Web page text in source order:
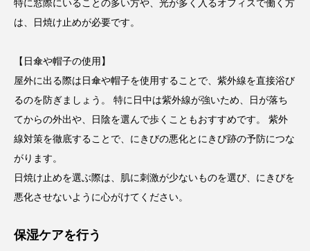
特に窓際にいることの多い方や、光が多く入るオフィスで働く方
は、日焼け止めが必要です。
【日傘や帽子の使用】
屋外に出る際は日傘や帽子を使用することで、紫外線を直接浴び
るのを防ぎましょう。 特に日中は紫外線が強いため、日が落ち
てからの外出や、日陰を選んで歩くこともおすすめです。 紫外
線対策を徹底することで、にきびの悪化とにきび跡の予防につな
がります。
日焼け止めを選ぶ際は、肌に刺激が少ないものを選び、にきびを
悪化させないように心がけてください。
保湿ケアを行う